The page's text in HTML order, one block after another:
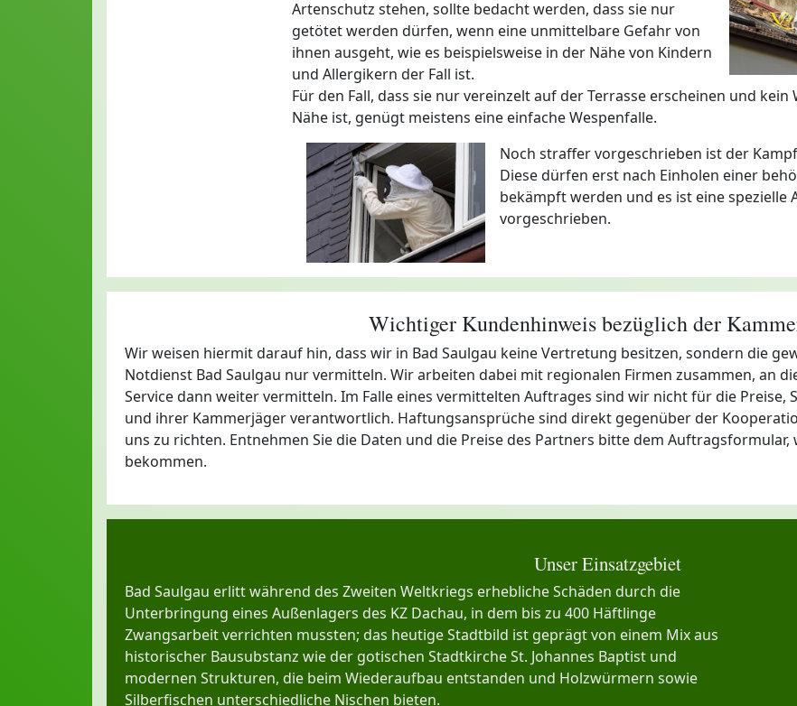
Artenschutz stehen, sollte bedacht werden, dass sie nur
getötet werden dürfen, wenn eine unmittelbare Gefahr von
ihnen ausgeht, wie es beispielsweise in der Nähe von Kindern
und Allergikern der Fall ist.
Für den Fall, dass sie nur vereinzelt auf der Terrasse erscheinen und kein
Nähe ist, genügt meistens eine einfache Wespenfalle.
Noch straffer vorgeschrieben ist der
Diese dürfen erst nach Einholen einer
bekämpft werden und es ist eine spezielle
vorgeschrieben.
Wichtiger Kundenhinweis bezüglich der
Wir weisen hiermit darauf hin, dass wir in Bad Saulgau keine Vertretung besitzen, sondern die
Notdienst Bad Saulgau nur vermitteln. Wir arbeiten dabei mit regionalen Firmen zusammen, an
Service dann weiter vermitteln. Im Falle eines vermittelten Auftrages sind wir nicht für die
und ihrer Kammerjäger verantwortlich. Haftungsansprüche sind direkt gegenüber der
uns zu richten. Entnehmen Sie die Daten und die Preise des Partners bitte dem
bekommen.
Unser Einsatzgebiet
Bad Saulgau erlitt während des Zweiten Weltkriegs erhebliche Schäden durch die
Unterbringung eines Außenlagers des KZ Dachau, in dem bis zu 400 Häftlinge
Zwangsarbeit verrichten mussten; das heutige Stadtbild ist geprägt von einem Mix aus
historischer Bausubstanz wie der gotischen Stadtkirche St. Johannes Baptist und
modernen Strukturen, die beim Wiederaufbau entstanden und Holzwürmern sowie
Silberfischen unterschiedliche Nischen bieten.